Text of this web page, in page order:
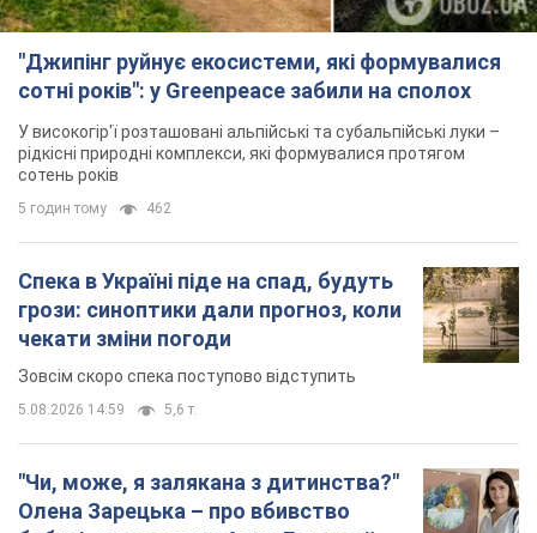
"Джипінг руйнує екосистеми, які формувалися
сотні років": у Greenpeace забили на сполох
У високогір'ї розташовані альпійські та субальпійські луки –
рідкісні природні комплекси, які формувалися протягом
сотень років
5 годин тому 462
Спека в Україні піде на спад, будуть
грози: синоптики дали прогноз, коли
чекати зміни погоди
Зовсім скоро спека поступово відступить
5.08.2026 14:59 5,6 т.
"Чи, може, я залякана з дитинства?"
Олена Зарецька – про вбивство